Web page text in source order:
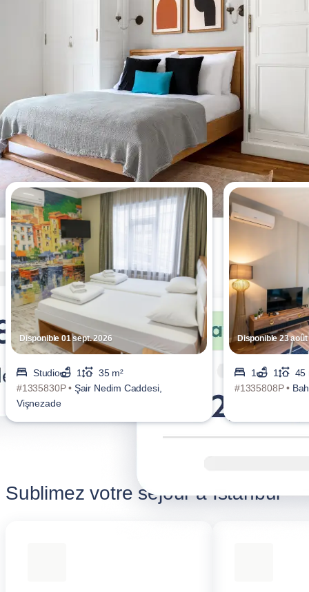
Appartements les plus vus cette
semaine
Disponible 01 sept. 2026
Studio 1
35 m²
#1335830P • Şair Nedim Caddesi,
Vişnezade
Disponible 23 août
1 1
45
#1335808P •
Sublimez votre séjour à İstanbul